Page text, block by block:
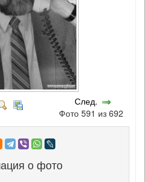
След.
Фото 591 из 692
о фото